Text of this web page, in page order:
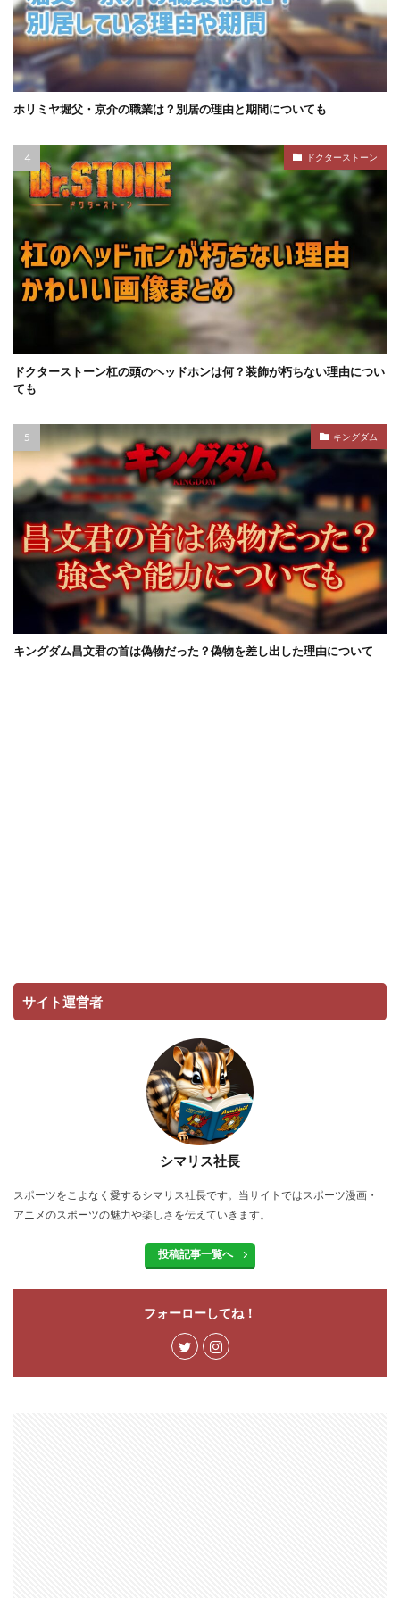
ホリミヤ堀父・京介の職業は？別居の理由と期間についても
ドクターストーン
ドクターストーン杠の頭のヘッドホンは何？装飾が朽ちない理由につい
ても
キングダム
キングダム昌文君の首は偽物だった？偽物を差し出した理由について
サイト運営者
シマリス社長
スポーツをこよなく愛するシマリス社長です。当サイトではスポーツ漫画・
アニメのスポーツの魅力や楽しさを伝えていきます。
投稿記事一覧へ
フォーローしてね！